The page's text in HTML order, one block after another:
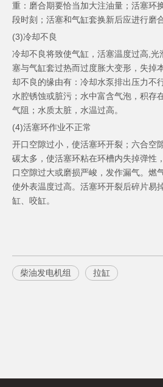
重：磨合期要恰当加大注油量；活塞环
段时刻；活塞和气缸套换新后应进行磨
(3)冷却不良
冷却不良将致使气缸，活塞温度过高,
塞与气缸套过热而过度胀大变形，失掉
却不良的缘由有：冷却水泵排出压力不
水腔锈蚀或脏污；水中富含气泡，积存
气阻；水质太脏，水温过高。
(4)活塞环作业不正常
开口空隙过小，使活塞环开裂；六合空
碳太多，使活塞环粘在环槽内失掉弹性
口空隙过大或磨损严峻，发作漏气。燃
使外表温度过高。活塞环开裂后碎片易
缸、咬缸。
柴油发电机组 拉缸